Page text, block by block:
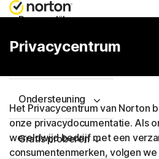
Persoonlijk
Ondersteuning
Gratis proberen
Privacycentrum
Het Privacycentrum van Norton
onze privacydocumentatie. Als
wereldwijd bedrijf met een
consumentenmerken, volgen we